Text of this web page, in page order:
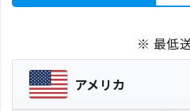
※ 最低
アメリカ